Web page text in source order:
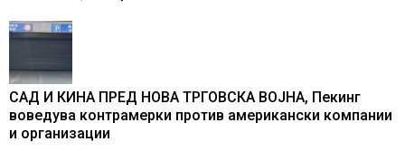
САД И КИНА ПРЕД НОВА ТРГОВСКА ВОЈНА, Пекинг
воведува контрамерки против американски компании
и организации